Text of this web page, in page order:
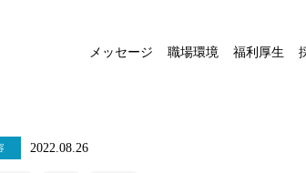
メッセージ 職場環境 福利厚生
2022.08.26